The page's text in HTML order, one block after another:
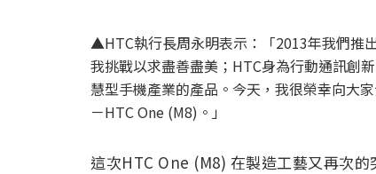
▲HTC執行長周永明表示：「2013年我們推
我挑戰以求盡善盡美；HTC身為行動通訊創
慧型手機產業的產品。今天，我很榮幸向大
－HTC One (M8)。」
這次HTC One (M8) 在製造工藝又再次